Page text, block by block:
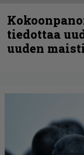
tiedottaa
uuden